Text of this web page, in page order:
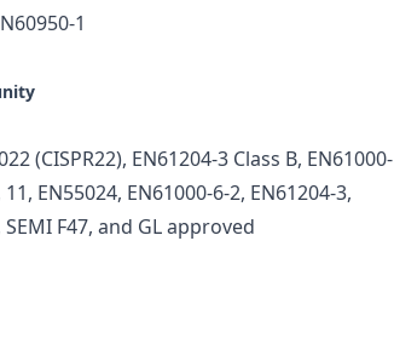
1
(CISPR22), EN61204-3 Class B, EN61000-
EN55024, EN61000-6-2, EN61204-3,
F47, and GL approved